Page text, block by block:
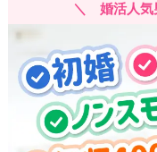
＼ 婚活人気